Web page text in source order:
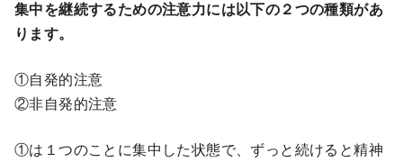
集中を継続するための注意力には以下の２つの種類があ
ります。
①自発的注意
②非自発的注意
①は１つのことに集中した状態で、ずっと続けると精神